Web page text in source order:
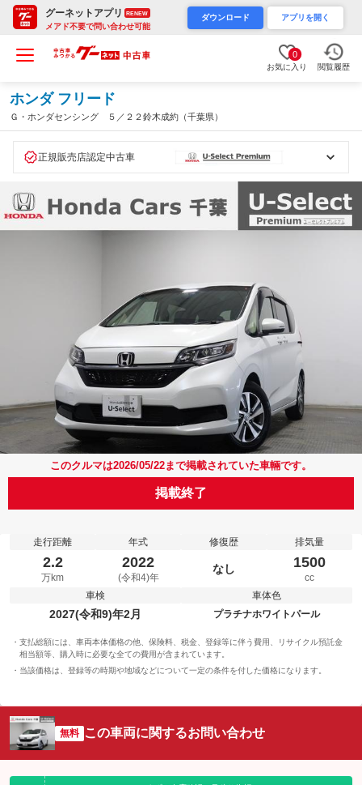
グーネットアプリ RENEW
メアド不要で問い合わせ可能
ダウンロード アプリを開く
0
お気に入り 閲覧履歴
ホンダ フリード
Ｇ・ホンダセンシング ５／２２鈴木成約（千葉県）
正規販売店認定中古車
このクルマは2026/05/22まで掲載されていた車輛です。
掲載終了
走行距離
2.2
万km
年式
2022
(令和4)年
修復歴
なし
排気量
1500
cc
車検
2027(令和9)年2月
車体色
プラチナホワイトパール
支払総額には、車両本体価格の他、保険料、税金、登録等に伴う費用、リサイクル預託金
相当額等、購入時に必要な全ての費用が含まれています。
当該価格は、登録等の時期や地域などについて一定の条件を付した価格になります。
無料 この車両に関するお問い合わせ